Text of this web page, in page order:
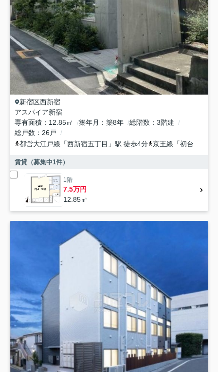
新宿区西新宿
アスパイア新宿
専有面積
12.85㎡ 築年月 築8年 総階数
3階建
総戸数
26戸
都営大江戸線 「西新宿五丁目 」駅 徒歩4分 京王線 「初台
賃貸（募集中1件）
1階
7.5万円
12.85㎡